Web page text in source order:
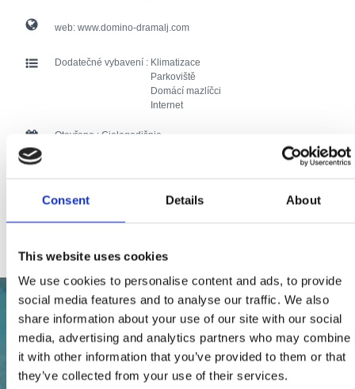
Consent Details About
This website uses cookies
We use cookies to personalise content and ads, to provide
social media features and to analyse our traffic. We also
share information about your use of our site with our social
media, advertising and analytics partners who may combine
it with other information that you’ve provided to them or that
they’ve collected from your use of their services.
web: www.domino-dramalj.com
Dodatečné vybavení : Klimatizace
Parkoviště
Domácí mazlíčci
Internet
Otevřeno : Cjelogodišnje
Vzdálenost od centra: